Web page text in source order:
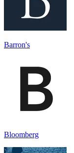
Barron's
Bloomberg